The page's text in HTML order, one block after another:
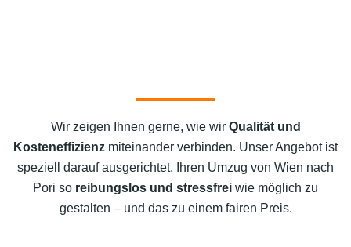
Wir zeigen Ihnen gerne, wie wir Qualität und
Kosteneffizienz miteinander verbinden. Unser Angebot ist
speziell darauf ausgerichtet, Ihren Umzug von Wien nach
Pori so reibungslos und stressfrei wie möglich zu
gestalten – und das zu einem fairen Preis.